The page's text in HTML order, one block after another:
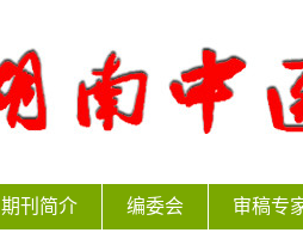
期刊简介 编委会 审稿专